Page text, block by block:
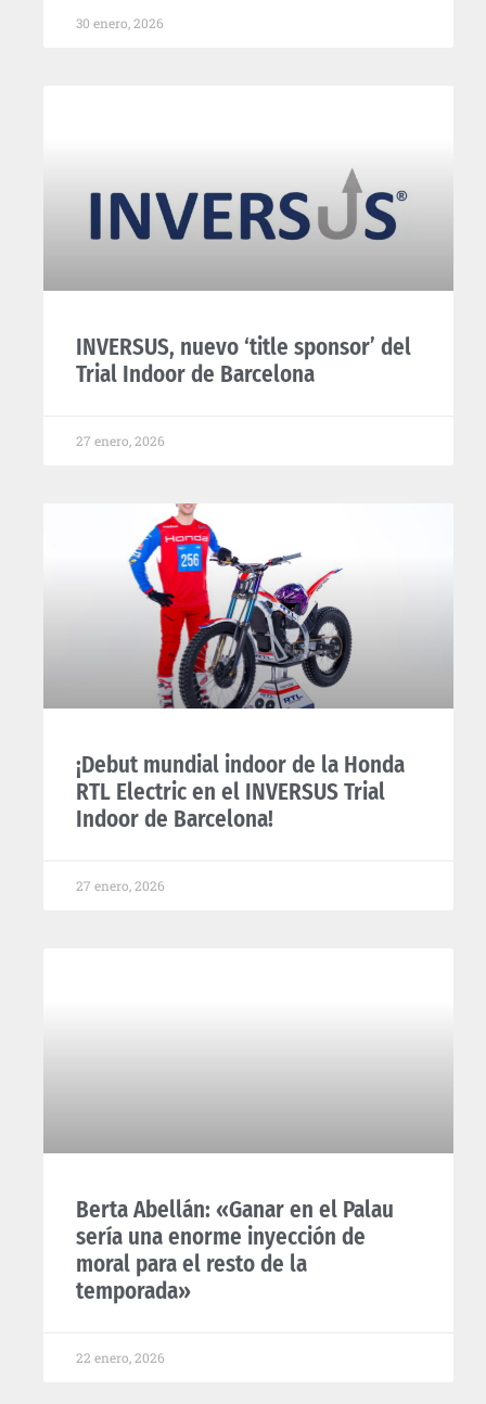
30 enero, 2026
INVERSUS, nuevo ‘title sponsor’ del
Trial Indoor de Barcelona
27 enero, 2026
¡Debut mundial indoor de la Honda
RTL Electric en el INVERSUS Trial
Indoor de Barcelona!
27 enero, 2026
Berta Abellán: «Ganar en el Palau
sería una enorme inyección de
moral para el resto de la
temporada»
22 enero, 2026